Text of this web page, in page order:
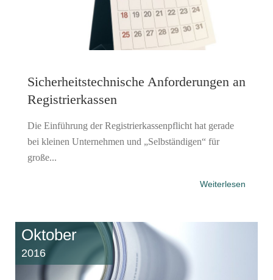
Sicherheitstechnische Anforderungen an
Registrierkassen
Die Einführung der Registrierkassenpflicht hat gerade
bei kleinen Unternehmen und „Selbständigen“ für
große...
Weiterlesen
Oktober
2016